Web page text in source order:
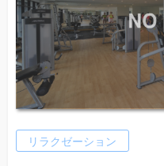
リラクゼーション